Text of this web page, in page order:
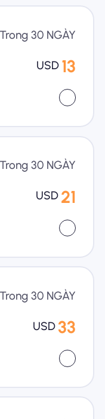
Trong 30 NGÀY
USD 13
Trong 30 NGÀY
USD 21
Trong 30 NGÀY
USD 33